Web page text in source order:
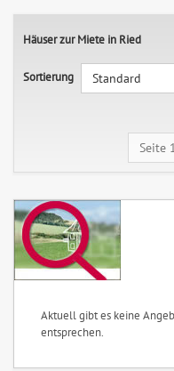
Häuser zur Miete in Ried
Sortierung
Standard
Seite
Aktuell gibt es keine
entsprechen.